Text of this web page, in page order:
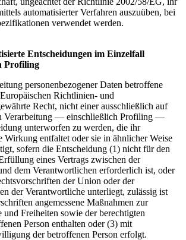
automatisierter Verfahren auszuüben, bei
verwendet werden.
Entscheidungen im Einzelfall
Profiling
personenbezogener Daten betroffene
Richtlinien- und
Recht, nicht einer ausschließlich auf
Verarbeitung — einschließlich Profiling —
unterworfen zu werden, die ihr
Wirkung entfaltet oder sie in ähnlicher Weise
sofern die Entscheidung (1) nicht für den
eines Vertrags zwischen der
dem Verantwortlichen erforderlich ist, oder
der Union oder der
der Verantwortliche unterliegt, zulässig ist
angemessene Maßnahmen zur
und Freiheiten sowie der berechtigten
Person enthalten oder (3) mit
der betroffenen Person erfolgt.